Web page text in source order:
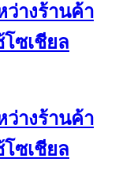
างร้านค้า
ซเชียล
างร้านค้า
ซเชียล